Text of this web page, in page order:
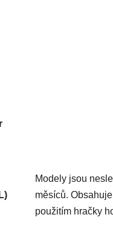
Modely jsou
měsíců.
použitím hračky